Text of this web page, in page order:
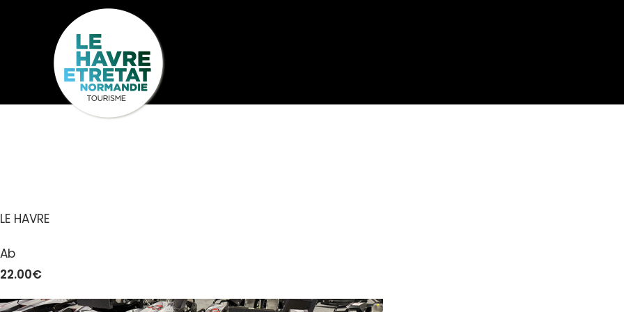
LE CITY
LE HAVRE
Ab
22.00€
Cookies management panel